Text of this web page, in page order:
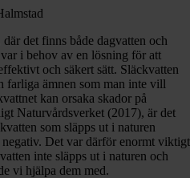
det finns både dagvatten och
i behov av en lösning för att
och säkert sätt. Släckvatten
farliga ämnen som man inte vill
kan orsaka skador på
Naturvårdsverket (2017), är det
som släpps ut i naturen
negativ. Det var därför enormt viktigt
inte släpps ut i naturen och
vi hjälpa dem med.